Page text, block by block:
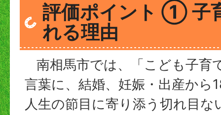
評価ポイント ① 子
れる理由
南相馬市では、「こども子育
言葉に、結婚、妊娠・出産から
人生の節目に寄り添う切れ目